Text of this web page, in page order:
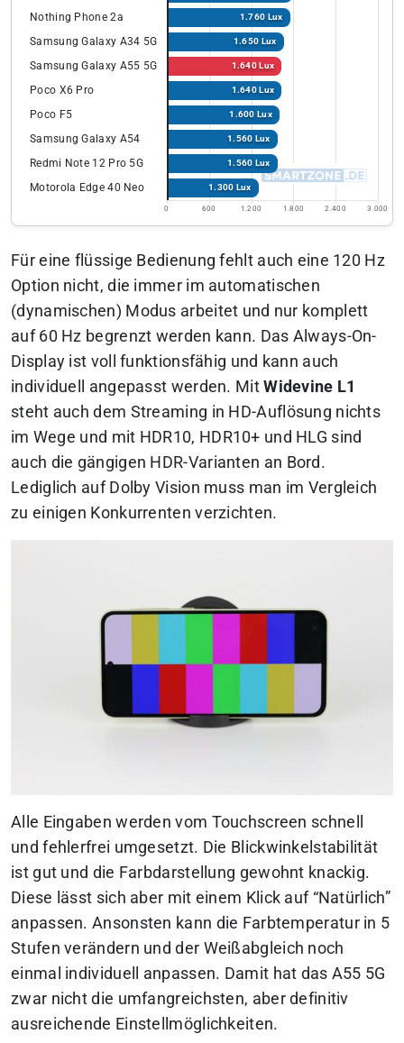
Nothing Phone 2a 1.760 Lux
Samsung Galaxy A34 5G 1.650 Lux
Samsung Galaxy A55 5G 1.640 Lux
Poco X6 Pro 1.640 Lux
Poco F5 1.600 Lux
Samsung Galaxy A54 1.560 Lux
Redmi Note 12 Pro 5G 1.560 Lux
Motorola Edge 40 Neo 1.300 Lux
0 600 1.200 1.800 2.400 3.000
Für eine flüssige Bedienung fehlt auch eine 120 Hz
Option nicht, die immer im automatischen
(dynamischen) Modus arbeitet und nur komplett
auf 60 Hz begrenzt werden kann. Das Always-On-
Display ist voll funktionsfähig und kann auch
individuell angepasst werden. MitWidevine L1
steht auch dem Streaming in HD-Auflösung nichts
im Wege und mit HDR10, HDR10+ und HLG sind
auch die gängigen HDR-Varianten an Bord.
Lediglich auf Dolby Vision muss man im Vergleich
zu einigen Konkurrenten verzichten.
Alle Eingaben werden vom Touchscreen schnell
und fehlerfrei umgesetzt. Die Blickwinkelstabilität
ist gut und die Farbdarstellung gewohnt knackig.
Diese lässt sich aber mit einem Klick auf “Natürlich”
anpassen. Ansonsten kann die Farbtemperatur in 5
Stufen verändern und der Weißabgleich noch
einmal individuell anpassen. Damit hat das A55 5G
zwar nicht die umfangreichsten, aber definitiv
ausreichende Einstellmöglichkeiten.